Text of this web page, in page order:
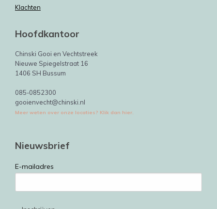
Klachten
Hoofdkantoor
Chinski Gooi en Vechtstreek
Nieuwe Spiegelstraat 16
1406 SH Bussum
085-0852300
gooienvecht@chinski.nl
Meer weten over onze locaties? Klik dan hier.
Nieuwsbrief
E-mailadres